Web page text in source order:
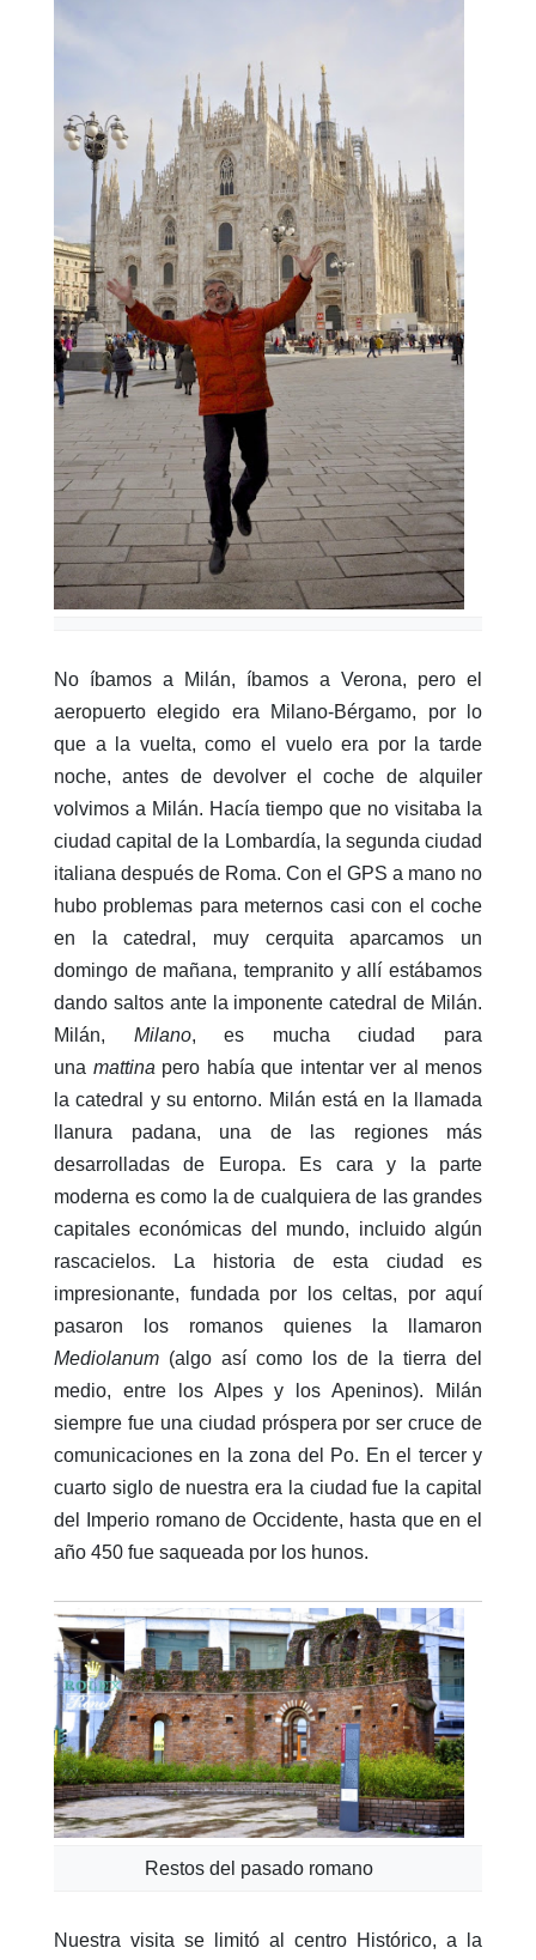
No íbamos a Milán, íbamos a Verona, pero el
aeropuerto elegido era Milano-Bérgamo, por lo
que a la vuelta, como el vuelo era por la tarde
noche, antes de devolver el coche de alquiler
volvimos a Milán. Hacía tiempo que no visitaba la
ciudad capital de la Lombardía, la segunda ciudad
italiana después de Roma. Con el GPS a mano no
hubo problemas para meternos casi con el coche
en la catedral, muy cerquita aparcamos un
domingo de mañana, tempranito y allí estábamos
dando saltos ante la imponente catedral de Milán.
Milán, Milano, es mucha ciudad para
una mattina pero había que intentar ver al menos
la catedral y su entorno. Milán está en la llamada
llanura padana, una de las regiones más
desarrolladas de Europa. Es cara y la parte
moderna es como la de cualquiera de las grandes
capitales económicas del mundo, incluido algún
rascacielos. La historia de esta ciudad es
impresionante, fundada por los celtas, por aquí
pasaron los romanos quienes la llamaron
Mediolanum (algo así como los de la tierra del
medio, entre los Alpes y los Apeninos). Milán
siempre fue una ciudad próspera por ser cruce de
comunicaciones en la zona del Po. En el tercer y
cuarto siglo de nuestra era la ciudad fue la capital
del Imperio romano de Occidente, hasta que en el
año 450 fue saqueada por los hunos.
Restos del pasado romano
Nuestra visita se limitó al centro Histórico, a la